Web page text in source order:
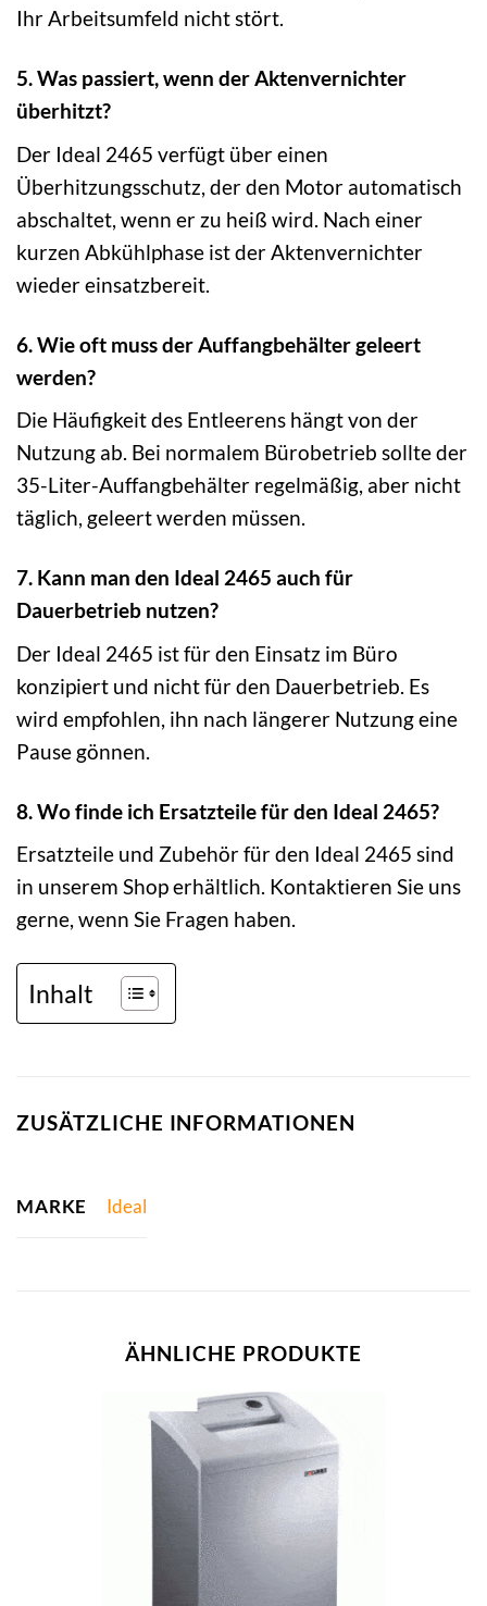
Ihr Arbeitsumfeld nicht stört.
5. Was passiert, wenn der Aktenvernichter
überhitzt?
Der Ideal 2465 verfügt über einen
Überhitzungsschutz, der den Motor automatisch
abschaltet, wenn er zu heiß wird. Nach einer
kurzen Abkühlphase ist der Aktenvernichter
wieder einsatzbereit.
6. Wie oft muss der Auffangbehälter geleert
werden?
Die Häufigkeit des Entleerens hängt von der
Nutzung ab. Bei normalem Bürobetrieb sollte der
35-Liter-Auffangbehälter regelmäßig, aber nicht
täglich, geleert werden müssen.
7. Kann man den Ideal 2465 auch für
Dauerbetrieb nutzen?
Der Ideal 2465 ist für den Einsatz im Büro
konzipiert und nicht für den Dauerbetrieb. Es
wird empfohlen, ihn nach längerer Nutzung eine
Pause gönnen.
8. Wo finde ich Ersatzteile für den Ideal 2465?
Ersatzteile und Zubehör für den Ideal 2465 sind
in unserem Shop erhältlich. Kontaktieren Sie uns
gerne, wenn Sie Fragen haben.
Inhalt
ZUSÄTZLICHE INFORMATIONEN
MARKE Ideal
ÄHNLICHE PRODUKTE